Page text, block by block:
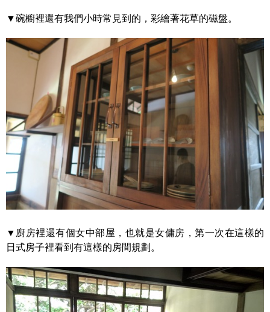
▼碗櫥裡還有我們小時常見到的，彩繪著花草的磁盤。
▼廚房裡還有個女中部屋，也就是女傭房，第一次在這樣的
日式房子裡看到有這樣的房間規劃。